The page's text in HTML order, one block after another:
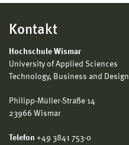
Kontakt
Hochschule Wismar
University of Applied Sciences
Technology, Business and Design
Philipp-Müller-Straße 14
23966 Wismar
Telefon +49 3841 753-0